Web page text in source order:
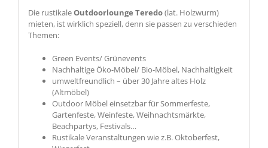
Die rustikaleOutdoorlounge Teredo(lat. Holzwurm)
mieten, ist wirklich speziell, denn sie passen zu verschieden
Themen:
Green Events/ Grünevents
Nachhaltige Öko-Möbel/ Bio-Möbel, Nachhaltigkeit
umweltfreundlich – über 30 Jahre altes Holz
(Altmöbel)
Outdoor Möbel einsetzbar für Sommerfeste,
Gartenfeste, Weinfeste, Weihnachtsmärkte,
Beachpartys, Festivals…
Rustikale Veranstaltungen wie z.B. Oktoberfest,